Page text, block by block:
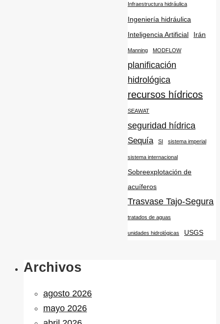
Infraestructura hidráulica
Ingeniería hidráulica
Inteligencia Artificial
Irán
Manning MODFLOW
planificación
hidrológica
recursos hídricos
SEAWAT
seguridad hídrica
Sequía SI sistema imperial
sistema internacional
Sobreexplotación de
acuíferos
Trasvase Tajo-Segura
tratados de aguas
unidades hidrológicas USGS
Archivos
agosto 2026
mayo 2026